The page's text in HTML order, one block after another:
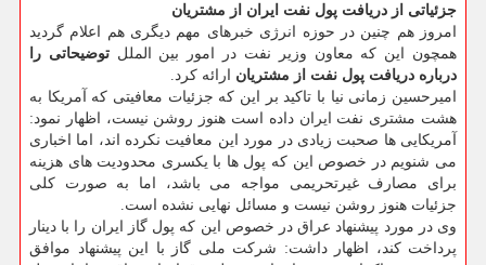
جزئیاتی از دریافت پول نفت ایران از مشتریان
امروز هم چنین در حوزه انرژی خبرهای مهم دیگری هم اعلام گردید
همچون این كه معاون وزیر نفت در امور بین الملل توضیحاتی را
درباره دریافت پول نفت از مشتریان ارائه كرد.
امیرحسین زمانی نیا با تاكید بر این كه جزئیات معافیتی كه آمریكا به
هشت مشتری نفت ایران داده است هنوز روشن نیست، اظهار نمود:
آمریكایی ها صحبت زیادی در مورد این معافیت نكرده اند، اما اخباری
می شنویم در خصوص این كه پول ها با یكسری محدودیت های هزینه
برای مصارف غیرتحریمی مواجه می باشد، اما به صورت كلی
جزئیات هنوز روشن نیست و مسائل نهایی نشده است.
وی در مورد پیشنهاد عراق در خصوص این كه پول گاز ایران را با دینار
پرداخت كند، اظهار داشت: شركت ملی گاز با این پیشنهاد موافق